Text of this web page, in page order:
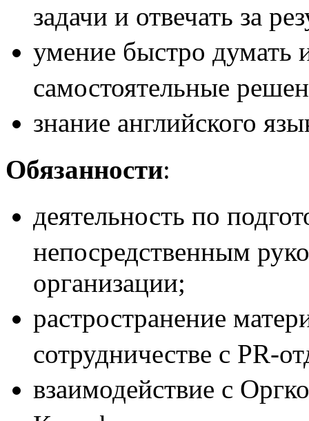
задачи и отвечать за
умение быстро думать
самостоятельные
знание английского
Обязанности:
деятельность по
непосредственным
организации;
растространение
сотрудничестве с PR-
взаимодействие с